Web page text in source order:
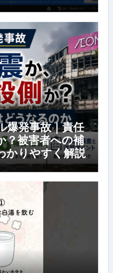
爆発事故｜責任
？被害者への補
かりやすく解説